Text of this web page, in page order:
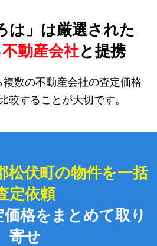
は」は厳選された
動産会社と提携
数の不動産会社の査定価格
較することが大切です。
松伏町の物件を一括
定依頼
格をまとめて取り
寄せ